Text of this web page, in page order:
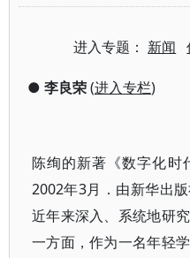
进入专题： 新闻
● 李良荣(进入专栏)
陈绚的新著《数字化时
2002年3月．由新华出
近年来深入、系统地研
一方面，作为一名年轻